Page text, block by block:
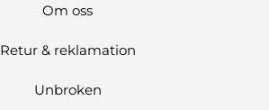
Om oss
Retur & reklamation
Unbroken